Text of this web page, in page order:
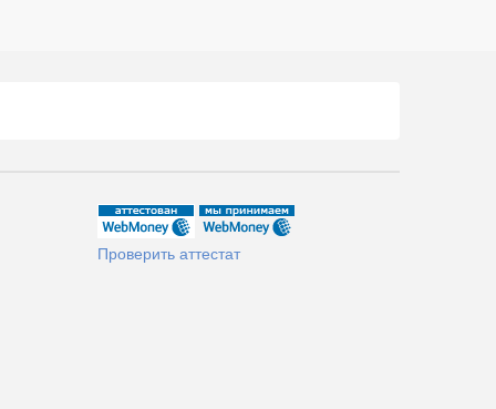
Проверить аттестат